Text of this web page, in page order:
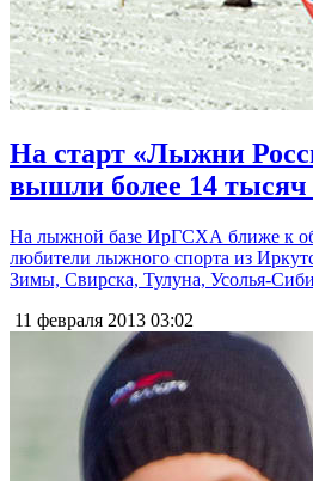
На старт «Лыжни
вышли более 14 тысяч
На лыжной базе ИрГСХА ближе к
любители лыжного спорта из
Зимы, Свирска, Тулуна, Усолья-
11 февраля 2013 03:02